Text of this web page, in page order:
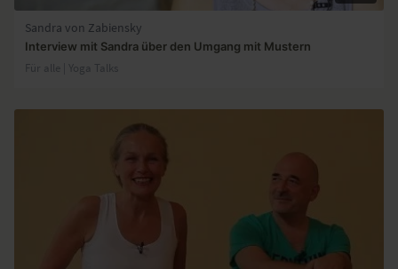
Sandra von Zabiensky
Interview mit Sandra über den Umgang mit Mustern
Für alle | Yoga Talks